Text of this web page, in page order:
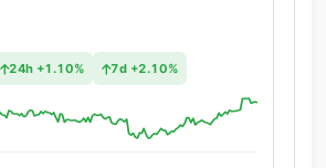
24h +1.10% 7d +2.10%